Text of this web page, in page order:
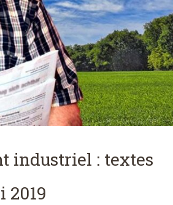
industriel : textes
2019